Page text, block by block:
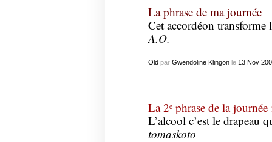
La phrase de ma journée
Cet accordéon transforme
A.O.
Oldpar Gwendoline Klingonle 13 Nov
La 2ephrase de la journée
L’alcool c’est le drapeau
tomaskoto